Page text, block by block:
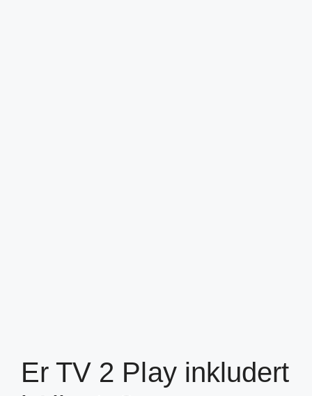
Er TV 2 Play inkludert